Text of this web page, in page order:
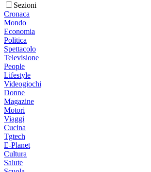
Sezioni
Cronaca
Mondo
Economia
Politica
Spettacolo
Televisione
People
Lifestyle
Videogiochi
Donne
Magazine
Motori
Viaggi
Cucina
Tgtech
E-Planet
Cultura
Salute